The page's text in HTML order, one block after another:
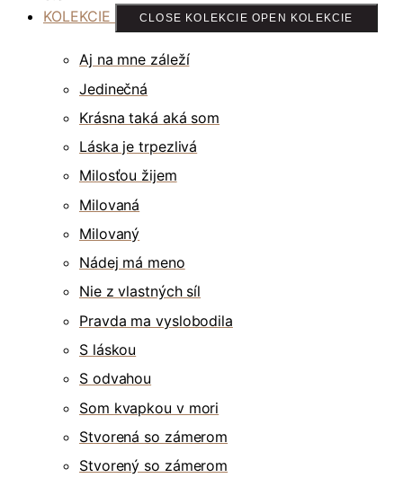
KOLEKCIE CLOSE KOLEKCIE OPEN KOLEKCIE
Aj na mne záleží
Jedinečná
Krásna taká aká som
Láska je trpezlivá
Milosťou žijem
Milovaná
Milovaný
Nádej má meno
Nie z vlastných síl
Pravda ma vyslobodila
S láskou
S odvahou
Som kvapkou v mori
Stvorená so zámerom
Stvorený so zámerom